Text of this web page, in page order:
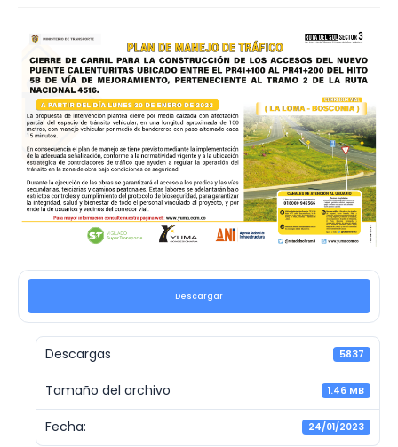
Descargar
Descargas 5837
Tamaño del archivo 1.46 MB
Fecha: 24/01/2023